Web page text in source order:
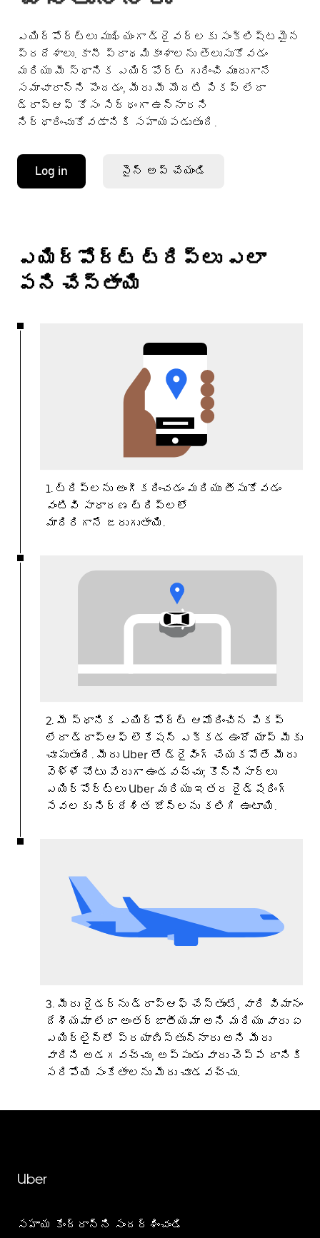
ఎయిర్పోర్ట్లు ముఖ్యంగా డ్రైవర్లకు సంక్లిష్టమైన
ప్రదేశాలు. కానీ ప్రాథమికాంశాలను తెలుసుకోవడం
మరియు మీ స్థానిక ఎయిర్పోర్ట్ గురించి ముందుగానే
సమాచారాన్ని పొందడం, మీరు మీ మొదటి పికప్ లేదా
డ్రాప్ఆఫ్ కోసం సిద్ధంగా ఉన్నారని
నిర్ధారించుకోవడానికి సహాయపడుతుంది.
Log in సైన్ అప్ చేయండి
ఎయిర్‌పోర్ట్ ట్రిప్‌లు ఎలా
పని చేస్తాయి
1. ట్రిప్‌లను అంగీకరించడం మరియు తీసుకోవడం
వంటివి సాధారణ ట్రిప్‌లలో
మాదిరిగానే జరుగుతాయి.
2. మీ స్థానిక ఎయిర్‌పోర్ట్‌ ఆమోదించిన పికప్
లేదా డ్రాప్‌ఆఫ్ లొకేషన్ ఎక్కడ ఉందో యాప్ మీకు
చూపుతుంది. మీరు Uber తో డ్రైవింగ్ చేయకపోతే మీరు
వెళ్ళే చోటు వేరుగా ఉండవచ్చు; కొన్నిసార్లు
ఎయిర్‌పోర్ట్‌లు Uber మరియు ఇతర రైడ్‌షేరింగ్
సేవలకు నిర్దేశిత జోన్‌లను కలిగి ఉంటాయి.
3. మీరు రైడర్‌ను డ్రాప్‌ఆఫ్ చేస్తుంటే, వారి విమానం
దేశీయమా లేదా అంతర్జాతీయమా అని మరియు వారు ఏ
ఎయిర్‌లైన్‌లో ప్రయాణిస్తున్నారు అని మీరు
వారిని అడగవచ్చు, అప్పుడు వారు చెప్పే దానికి
సరిపోయే సంకేతాలను మీరు చూడవచ్చు.
Uber
సహాయ కేంద్రాన్ని సందర్శించండి